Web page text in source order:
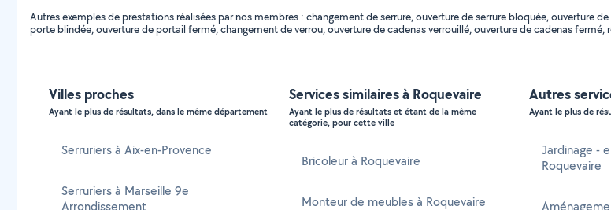
Autres exemples de prestations réalisées par nos membres : changement de serrure, ouverture de serrure bloquée, ouverture
porte blindée, ouverture de portail fermé, changement de verrou, ouverture de cadenas verrouillé, ouverture de cadenas fermé,
Villes proches
Ayant le plus de résultats, dans le même département
Serruriers à Aix-en-Provence
Serruriers à Marseille 9e
Arrondissement
Services similaires à Roquevaire
Ayant le plus de résultats et étant de la même
catégorie, pour cette ville
Bricoleur à Roquevaire
Monteur de meubles à Roquevaire
Autres
Ayant le plus de
Jardinage -
Roquevaire